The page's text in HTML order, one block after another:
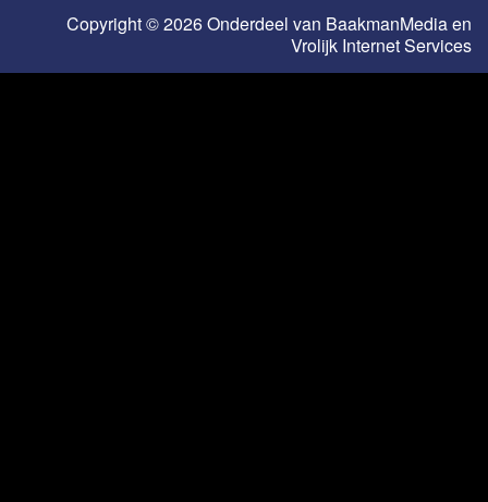
Copyright © 2026 Onderdeel van BaakmanMediaen
Vrolijk Internet Services